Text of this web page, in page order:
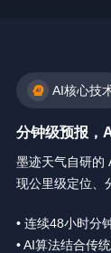
AI核心技
分钟级预报，
墨迹天气自研的
现公里级定位、
• 连续48小时分
• AI算法结合传